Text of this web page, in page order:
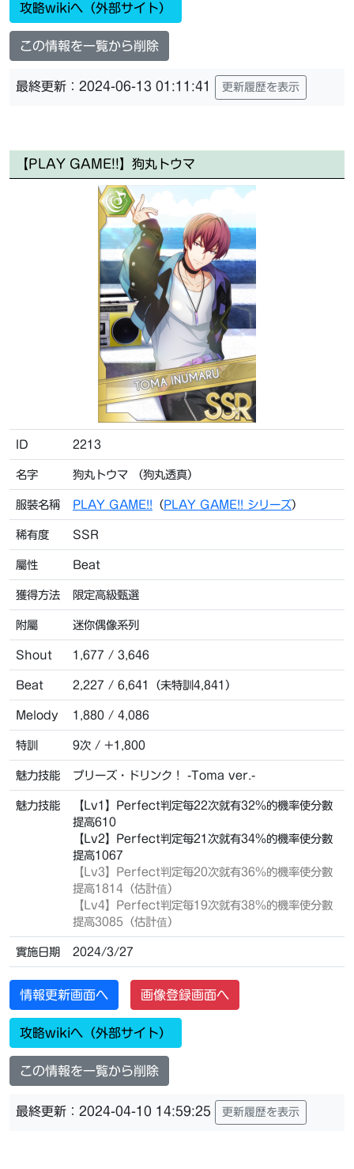
攻略wikiへ（外部サイト）
この情報を一覧から削除
最終更新：2024-06-13 01:11:41 更新履歴を表示
【PLAY GAME!!】狗丸トウマ
ID 2213
名字 狗丸トウマ （狗丸透真）
服裝名稱 PLAY GAME!! （PLAY GAME!! シリーズ）
稀有度 SSR
屬性 Beat
獲得方法 限定高級甄選
附屬 迷你偶像系列
Shout 1,677 / 3,646
Beat 2,227 / 6,641（未特訓4,841）
Melody 1,880 / 4,086
特訓 9次 / +1,800
魅力技能 プリーズ・ドリンク！ -Toma ver.-
魅力技能
【Lv1】Perfect判定每22次就有32%的機率使分數
提高610
【Lv2】Perfect判定每21次就有34%的機率使分數
提高1067
【Lv3】
Perfect判定每20次就有36%的機率使分數
提高1814（估計值）
【Lv4】
Perfect判定每19次就有38%的機率使分數
提高3085（估計值）
實施日期 2024/3/27
情報更新画面へ 画像登録画面へ
攻略wikiへ（外部サイト）
この情報を一覧から削除
最終更新：2024-04-10 14:59:25 更新履歴を表示